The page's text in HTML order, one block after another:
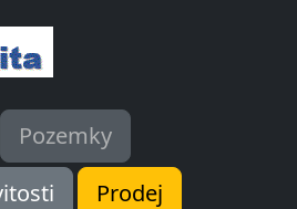
Pozemky
Prodej